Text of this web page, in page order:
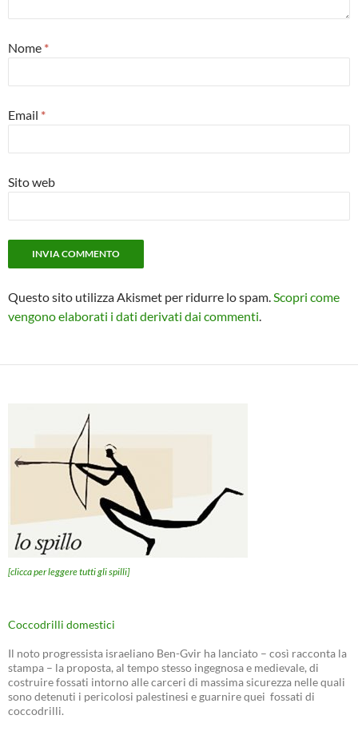
Nome *
Email *
Sito web
Questo sito utilizza Akismet per ridurre lo spam. Scopri come
vengono elaborati i dati derivati dai commenti
[clicca per leggere tutti gli spilli]
Coccodrilli domestici
Il noto progressista israeliano Ben-Gvir ha lanciato – così racconta la
stampa – la proposta, al tempo stesso ingegnosa e medievale, di
costruire fossati intorno alle carceri di massima sicurezza nelle quali
sono detenuti i pericolosi palestinesi e guarnire quei fossati di
coccodrilli.